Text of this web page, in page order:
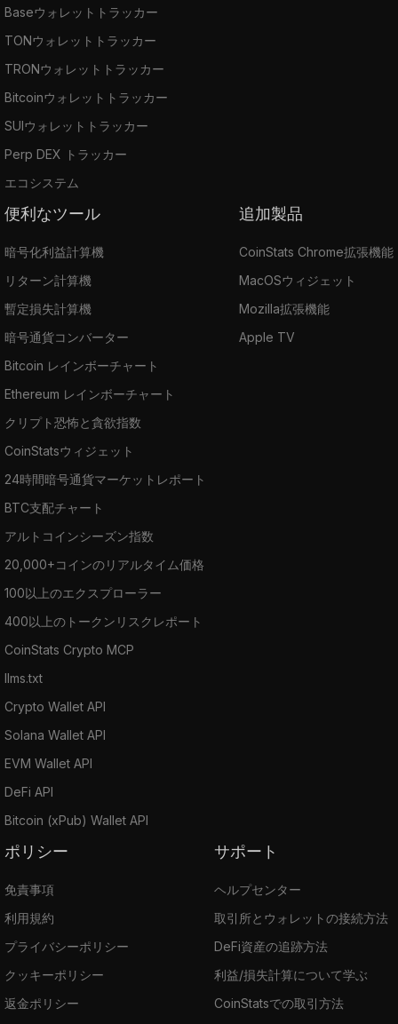
Baseウォレットトラッカー
TONウォレットトラッカー
TRONウォレットトラッカー
Bitcoinウォレットトラッカー
SUIウォレットトラッカー
Perp DEX トラッカー
エコシステム
便利なツール
暗号化利益計算機
リターン計算機
暫定損失計算機
暗号通貨コンバーター
Bitcoin レインボーチャート
Ethereum レインボーチャート
クリプト恐怖と貪欲指数
CoinStatsウィジェット
24時間暗号通貨マーケットレポート
BTC支配チャート
アルトコインシーズン指数
20,000+コインのリアルタイム価格
100以上のエクスプローラー
400以上のトークンリスクレポート
CoinStats Crypto MCP
llms.txt
Crypto Wallet API
Solana Wallet API
EVM Wallet API
DeFi API
Bitcoin (xPub) Wallet API
追加製品
CoinStats Chrome拡張機能
MacOSウィジェット
Mozilla拡張機能
Apple TV
ポリシー
免責事項
利用規約
プライバシーポリシー
クッキーポリシー
返金ポリシー
サポート
ヘルプセンター
取引所とウォレットの接続方法
DeFi資産の追跡方法
利益/損失計算について学ぶ
CoinStatsでの取引方法